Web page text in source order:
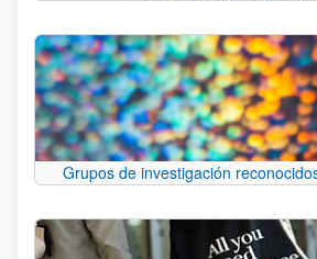
Grupos de investigación